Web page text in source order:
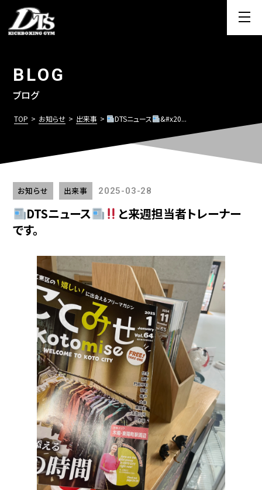
BLOG
ブログ
TOP > お知らせ > 出来事 > DTSニュース &#x20...
お知らせ 出来事 2025-03-28
DTSニュース
と来週担当者トレーナー
です。